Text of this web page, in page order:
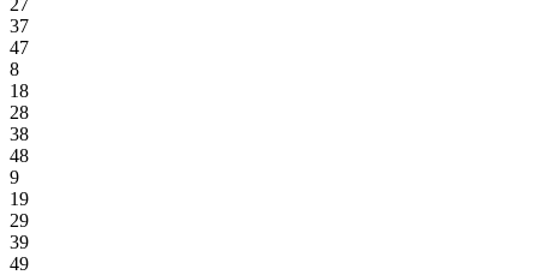
37
47
8
18
28
38
48
9
19
29
39
49